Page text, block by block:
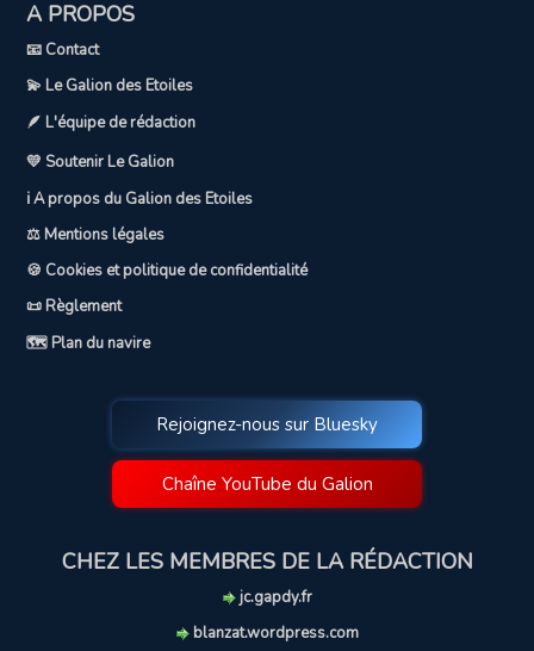
A PROPOS
📧 Contact
💫 Le Galion des Etoiles
🪶 L'équipe de rédaction
💛 Soutenir Le Galion
ℹ️ A propos du Galion des Etoiles
⚖️ Mentions légales
🍪 Cookies et politique de confidentialité
📜 Règlement
🗺️ Plan du navire
Rejoignez-nous sur Bluesky
Chaîne YouTube du Galion
CHEZ LES MEMBRES DE LA RÉDACTION
jc.gapdy.fr
blanzat.wordpress.com